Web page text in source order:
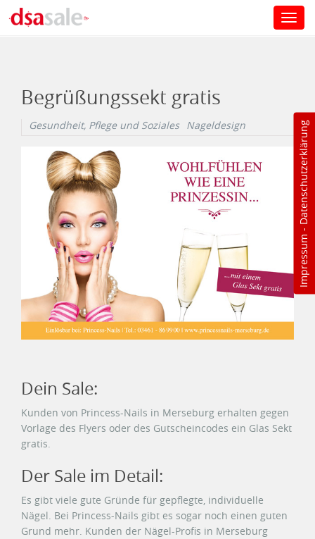
Impressum
-
Datenschutzerklärung
Begrüßungssekt gratis
Gesundheit, Pflege und Soziales Nageldesign
Dein Sale:
Kunden von Princess-Nails in Merseburg erhalten gegen
Vorlage des Flyers oder des Gutscheincodes ein Glas Sekt
gratis.
Der Sale im Detail:
Es gibt viele gute Gründe für gepflegte, individuelle
Nägel. Bei Princess-Nails gibt es sogar noch einen guten
Grund mehr. Kunden der Nägel-Profis in Merseburg